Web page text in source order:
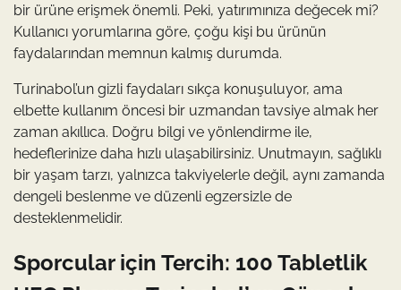
bir ürüne erişmek önemli. Peki, yatırımınıza değecek mi?
Kullanıcı yorumlarına göre, çoğu kişi bu ürünün
faydalarından memnun kalmış durumda.
Turinabol’un gizli faydaları sıkça konuşuluyor, ama
elbette kullanım öncesi bir uzmandan tavsiye almak her
zaman akıllıca. Doğru bilgi ve yönlendirme ile,
hedeflerinize daha hızlı ulaşabilirsiniz. Unutmayın, sağlıklı
bir yaşam tarzı, yalnızca takviyelerle değil, aynı zamanda
dengeli beslenme ve düzenli egzersizle de
desteklenmelidir.
Sporcular için Tercih: 100 Tabletlik